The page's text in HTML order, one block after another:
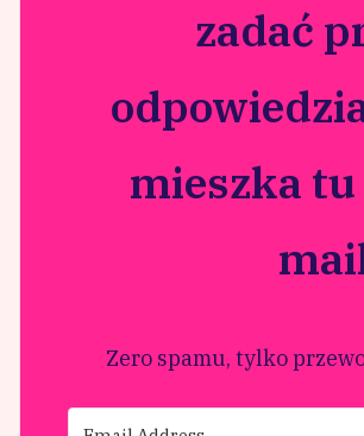
zadać
mieszka tu
Zero spamu, tylko